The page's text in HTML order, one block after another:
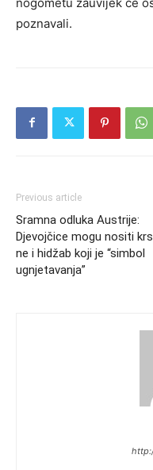
poznavali.
Previous article
Sramna odluka Austrije:
Djevojčice mogu nositi
ne i hidžab koji je “simbol
ugnjetavanja”